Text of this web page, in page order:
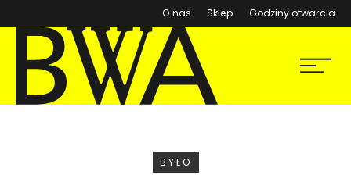
O nas Sklep (otwiera się w nowym
Godziny otwarcia
BWA Wrocław
Galerie Sztuki Współczesnej
Menu
WYDARZENIE
BYŁO